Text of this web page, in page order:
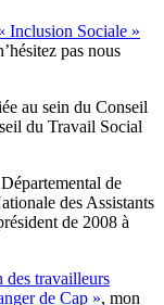
Inclusion Sociale »
pas nous
au sein du Conseil
du Travail Social
de
des Assistants
de 2008 à
des travailleurs
de Cap », mon